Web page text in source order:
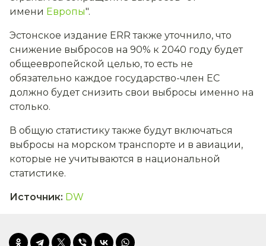
имени Европы".
Эстонское издание ERR также уточнило, что
снижение выбросов на 90% к 2040 году будет
общеевропейской целью, то есть не
обязательно каждое государство-член ЕС
должно будет снизить свои выбросы именно на
столько.
В общую статистику также будут включаться
выбросы на морском транспорте и в авиации,
которые не учитываются в национальной
статистике.
Источник: DW